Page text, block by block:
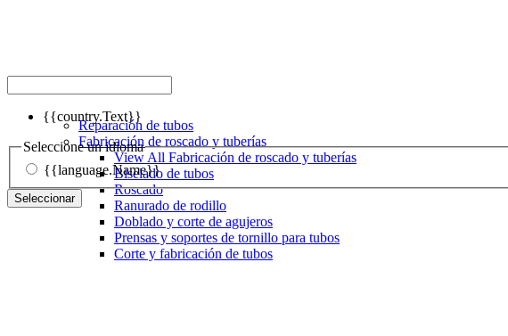
{{country.Text}}
Seleccione un idioma
{{language.Name}}
Seleccionar
Reparación de tubos
Fabricación de roscado y tuberías
View All Fabricación de roscado y tuberías
Biselado de tubos
Roscado
Ranurado de rodillo
Doblado y corte de agujeros
Prensas y soportes de tornillo para tubos
Corte y fabricación de tubos